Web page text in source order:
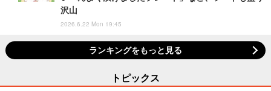
沢山
2026.6.22 Mon 19:45
ランキングをもっと見る
トピックス